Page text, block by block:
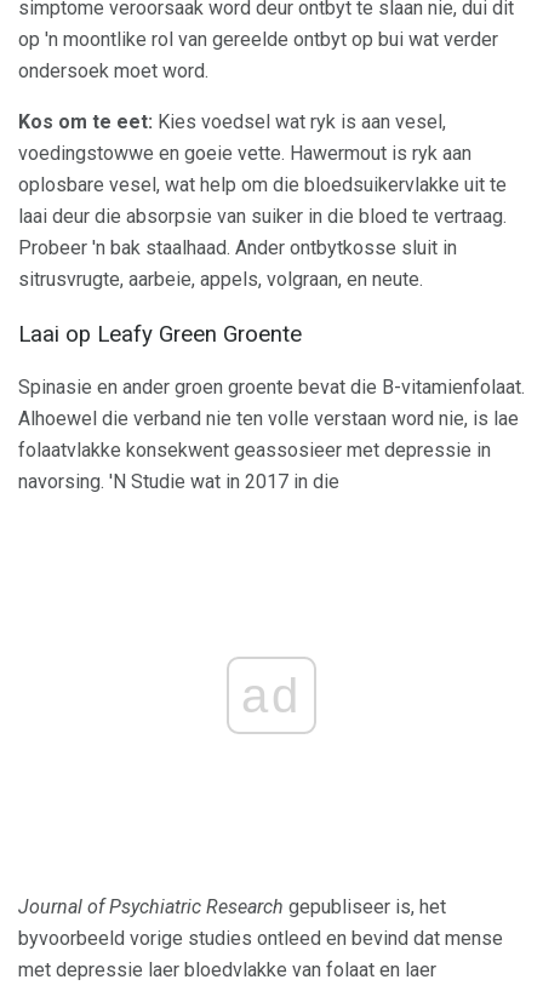
simptome veroorsaak word deur ontbyt te slaan nie, dui dit
op 'n moontlike rol van gereelde ontbyt op bui wat verder
ondersoek moet word.
Kos om te eet: Kies voedsel wat ryk is aan vesel,
voedingstowwe en goeie vette. Hawermout is ryk aan
oplosbare vesel, wat help om die bloedsuikervlakke uit te
laai deur die absorpsie van suiker in die bloed te vertraag.
Probeer 'n bak staalhaad. Ander ontbytkosse sluit in
sitrusvrugte, aarbeie, appels, volgraan, en neute.
Laai op Leafy Green Groente
Spinasie en ander groen groente bevat die B-vitamienfolaat.
Alhoewel die verband nie ten volle verstaan ​​word nie, is lae
folaatvlakke konsekwent geassosieer met depressie in
navorsing. 'N Studie wat in 2017 in die
ad
Journal of Psychiatric Research gepubliseer is, het
byvoorbeeld vorige studies ontleed en bevind dat mense
met depressie laer bloedvlakke van folaat en laer